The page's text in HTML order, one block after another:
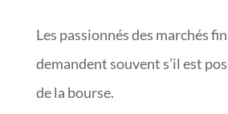
Les passionnés des marchés
demandent souvent s’il est
de la bourse.